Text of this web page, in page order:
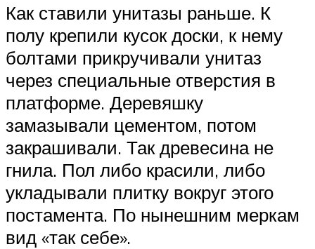
Как ставили унитазы раньше. К
полу крепили кусок доски, к нему
болтами прикручивали унитаз
через специальные отверстия в
платформе. Деревяшку
замазывали цементом, потом
закрашивали. Так древесина не
гнила. Пол либо красили, либо
укладывали плитку вокруг этого
постамента. По нынешним меркам
вид «так себе».